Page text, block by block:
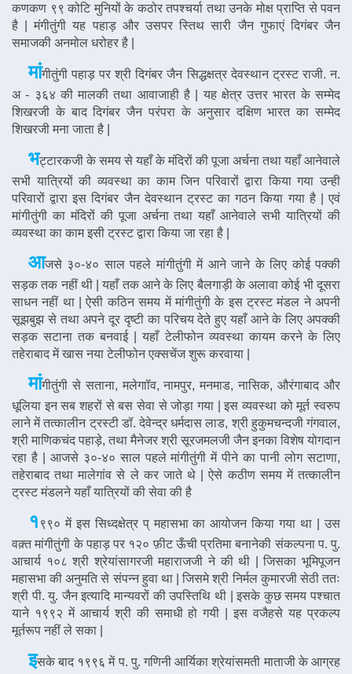
कणकण ९९ कोटि मुनियों के कठोर तपश्चर्या तथा उनके मोक्ष प्राप्ति से पवन
है | मंगीतुंगी यह पहाड़ और उसपर स्तिथ सारी जैन गुफाएं दिगंबर जैन
समाजकी अनमोल धरोहर है |
मांगीतुंगी पहाड़ पर श्री दिगंबर जैन सिद्धक्षत्र देवस्थान ट्रस्ट राजी. न.
अ - ३६४ की मालकी तथा आवाजाही है | यह क्षेत्र उत्तर भारत के सम्मेद
शिखरजी के बाद दिगंबर जैन परंपरा के अनुसार दक्षिण भारत का सम्मेद
शिखरजी मना जाता है |
भट्टारकजी के समय से यहाँ के मंदिरों की पूजा अर्चना तथा यहाँ आनेवाले
सभी यात्रियों की व्यवस्था का काम जिन परिवारों द्वारा किया गया उन्ही
परिवारों द्वारा इस दिगंबर जैन देवस्थान ट्रस्ट का गठन किया गया है | एवं
मांगीतुंगी का मंदिरों की पूजा अर्चना तथा यहाँ आनेवाले सभी यात्रियों की
व्यवस्था का काम इसी ट्रस्ट द्वारा किया जा रहा है |
आजसे ३०-४० साल पहले मांगीतुंगी में आने जाने के लिए कोई पक्की
सड़क तक नहीं थी | यहाँ तक आने के लिए बैलगाड़ी के अलावा कोई भी दूसरा
साधन नहीं था | ऐसी कठिन समय में मांगीतुंगी के इस ट्रस्ट मंडल ने अपनी
सूझबुझ से तथा अपने दूर दृष्टी का परिचय देते हुए यहाँ आने के लिए अपक्की
सड़क सटाना तक बनवाई | यहाँ टेलीफोन व्यवस्था कायम करने के लिए
तहेराबाद में खास नया टेलीफोन एक्सचेंज शुरू करवाया |
मांगीतुंगी से सताना, मलेगाॉव, नामपुर, मनमाड, नासिक, औरंगाबाद और
धूलिया इन सब शहरों से बस सेवा से जोड़ा गया | इस व्यवस्था को मूर्त स्वरुप
लाने में तत्कालीन ट्रस्टी डॉ. देवेन्द्र धर्मदास लाड, श्री हुकुमचन्दजी गंगवाल,
श्री माणिकचंद पहाड़े, तथा मैनेजर श्री सूरजमलजी जैन इनका विशेष योगदान
रहा है | आजसे ३०-४० साल पहले मांगीतुंगी में पीने का पानी लोग सटाणा,
तहेराबाद तथा मालेगांव से ले कर जाते थे | ऐसे कठीण समय में तत्कालीन
ट्रस्ट मंडलने यहाँ यात्रियों की सेवा की है
१ ९९० में इस सिध्दक्षेत्र प् महासभा का आयोजन किया गया था | उस
वक़्त मांगीतुंगी के पहाड़ पर १२० फ़ीट ऊँची प्रतिमा बनानेकी संकल्पना प. पु.
आचार्य १०८ श्री श्रेयांसागरजी महाराजजी ने की थी | जिसका भूमिपूजन
महासभा की अनुमति से संपन्न हुवा था | जिसमे श्री निर्मल कुमारजी सेठी ततः
श्री पी. यु. जैन इत्यादि मान्यवरों की उपस्तिथि थी | इसके कुछ समय पश्चात
याने १९९२ में आचार्य श्री की समाधी हो गयी | इस वजैहसे यह प्रकल्प
मूर्तरूप नहीं ले सका |
इसके बाद १९९६ में प. पु. गणिनी आर्यिका श्रेयांसमती माताजी के आग्रह